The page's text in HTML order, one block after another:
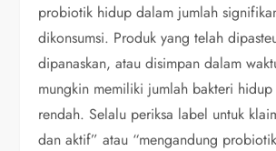
probiotik hidup dalam jumlah
dikonsumsi. Produk yang telah
dipanaskan, atau disimpan dalam
mungkin memiliki jumlah bakteri
rendah. Selalu periksa label untuk
dan aktif” atau “mengandung